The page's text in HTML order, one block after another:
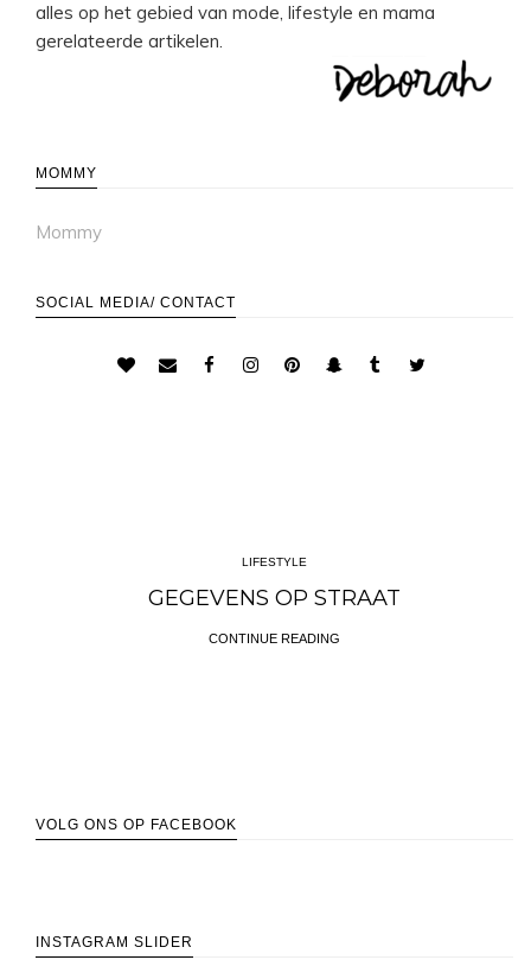
alles op het gebied van mode, lifestyle en mama
gerelateerde artikelen.
MOMMY
Mommy
SOCIAL MEDIA/ CONTACT
LIFESTYLE
GEGEVENS OP STRAAT
CONTINUE READING
VOLG ONS OP FACEBOOK
INSTAGRAM SLIDER